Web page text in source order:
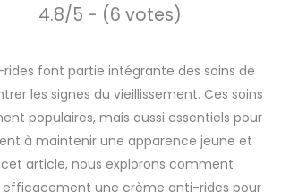
4.8/5 - (6 votes)
font partie intégrante des soins de
les signes du vieillissement. Ces soins
populaires, mais aussi essentiels pour
à maintenir une apparence jeune et
article, nous explorons comment
efficacement une crème anti-rides pour